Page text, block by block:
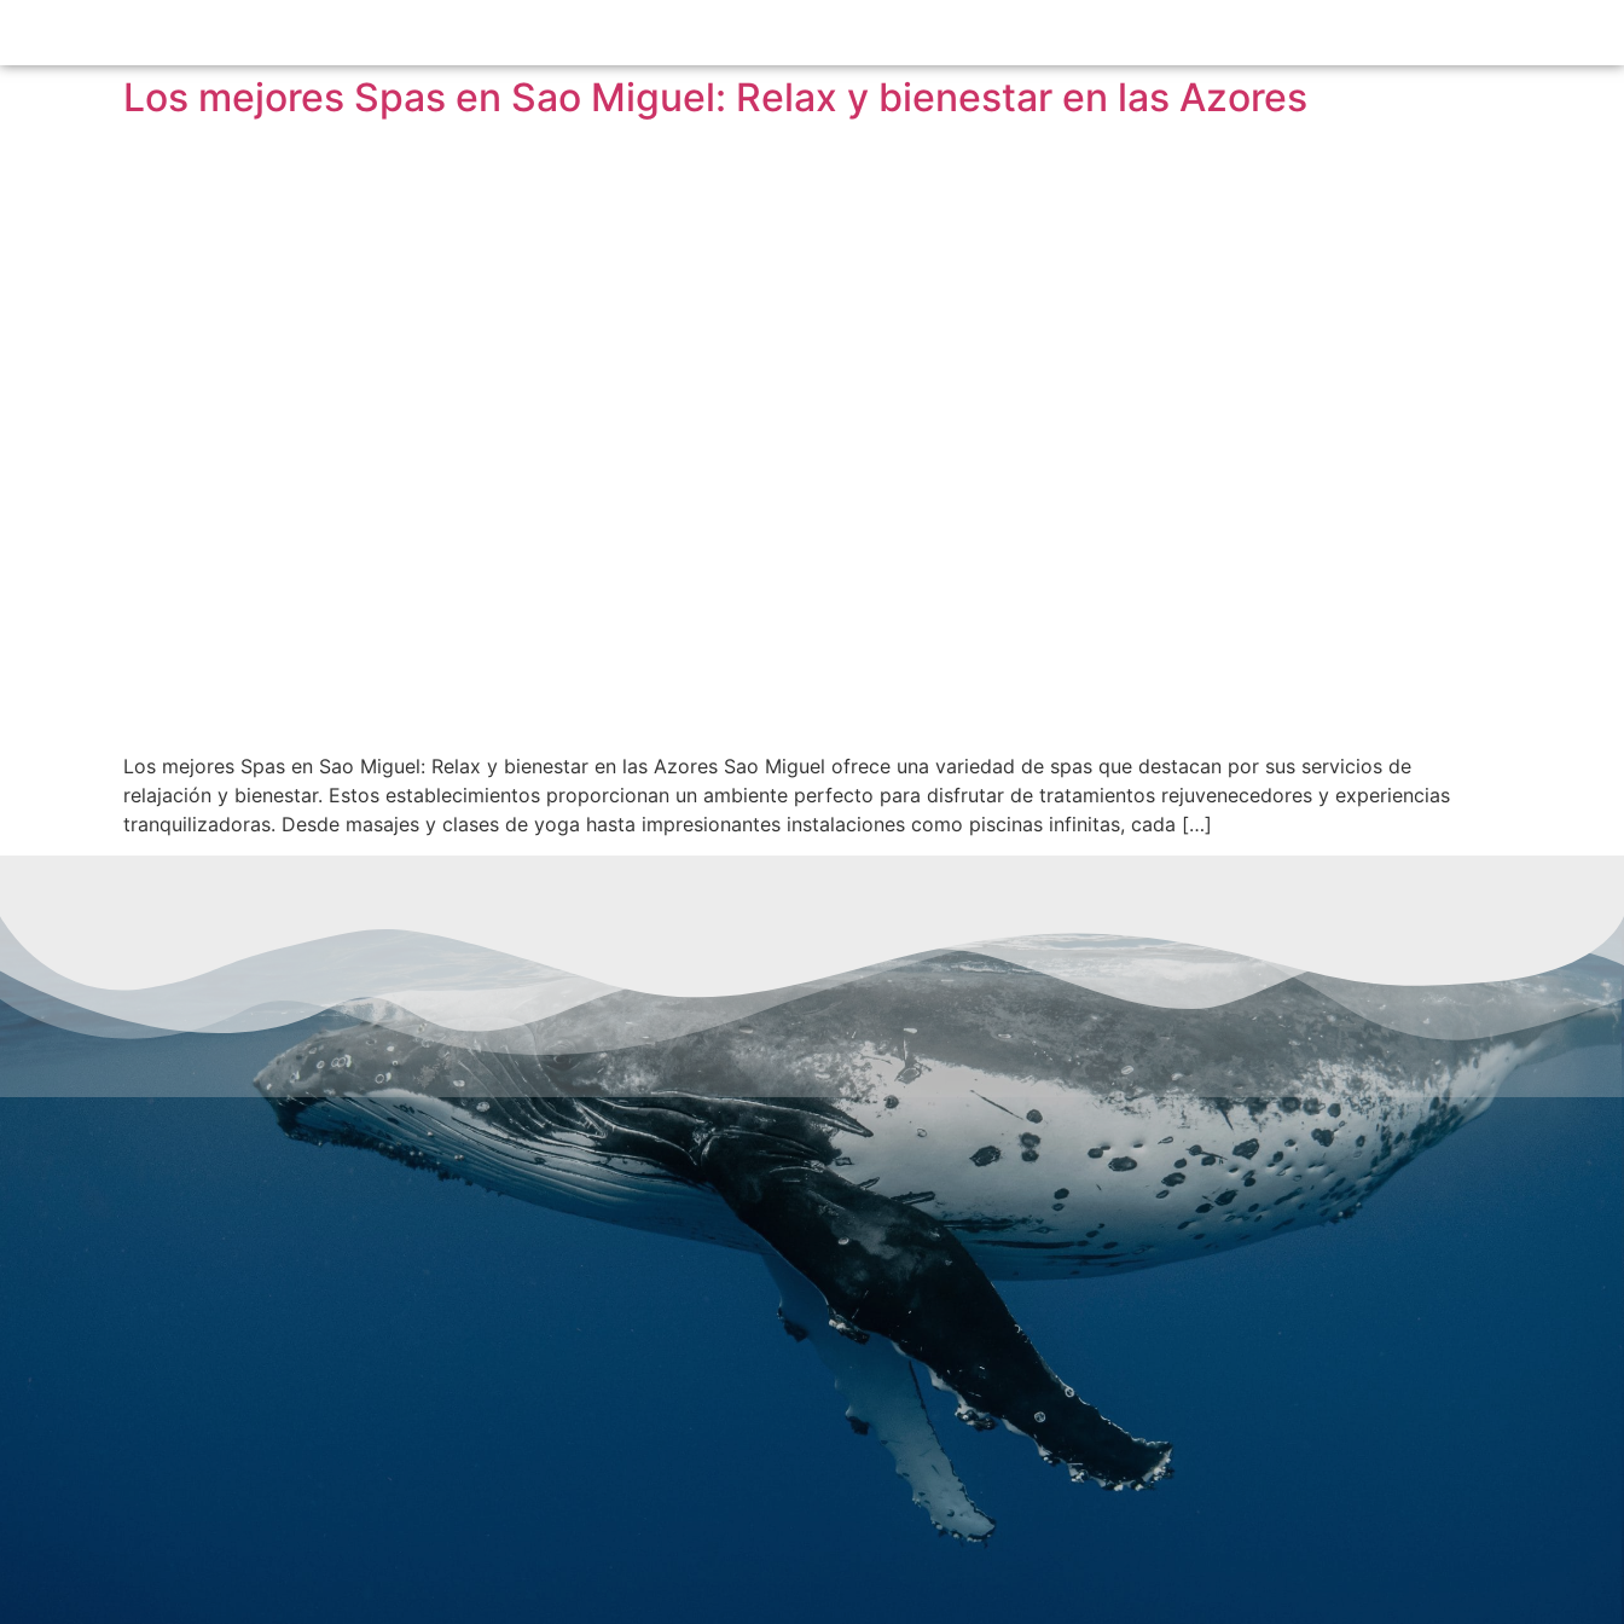
Los mejores Spas en Sao Miguel: Relax y bienestar en las Azores
Los mejores Spas en Sao Miguel: Relax y bienestar en las Azores Sao Miguel ofrece una variedad de spas que destacan por sus servicios de
relajación y bienestar. Estos establecimientos proporcionan un ambiente perfecto para disfrutar de tratamientos rejuvenecedores y experiencias
tranquilizadoras. Desde masajes y clases de yoga hasta impresionantes instalaciones como piscinas infinitas, cada […]